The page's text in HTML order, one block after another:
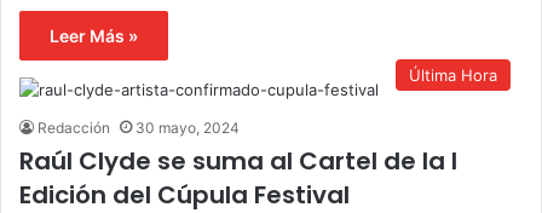
Leer Más »
Última Hora
Redacción 30 mayo, 2024
Raúl Clyde se suma al Cartel de la I
Edición del Cúpula Festival